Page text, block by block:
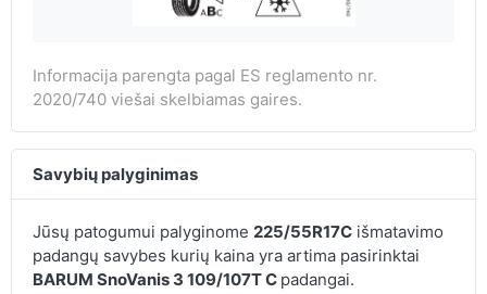
Informacija parengta pagal ES reglamento nr.
2020/740 viešai skelbiamas gaires.
Savybių palyginimas
Jūsų patogumui palyginome 225/55R17Cišmatavimo
padangų savybes kurių kaina yra artima pasirinktai
BARUM SnoVanis 3 109/107T C padangai.